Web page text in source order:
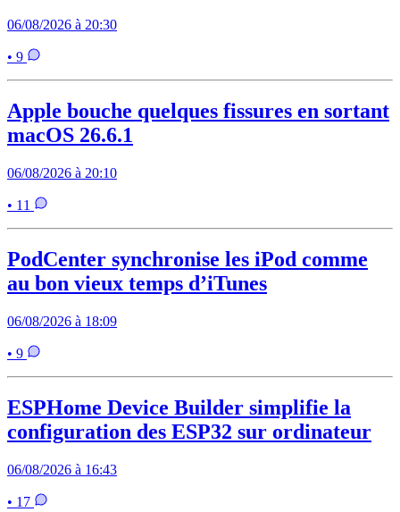
06/08/2026 à 20:30
• 9
Apple bouche quelques fissures en sortant
macOS 26.6.1
06/08/2026 à 20:10
• 11
PodCenter synchronise les iPod comme
au bon vieux temps d’iTunes
06/08/2026 à 18:09
• 9
ESPHome Device Builder simplifie la
configuration des ESP32 sur ordinateur
06/08/2026 à 16:43
• 17